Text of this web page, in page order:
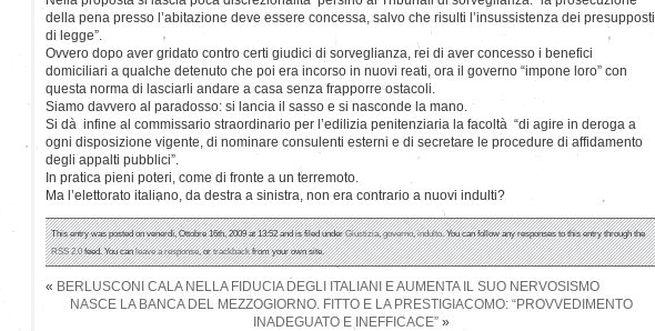
della pena presso l’abitazione deve essere concessa, salvo che risulti l’insussistenza dei presupposti
di legge”.
Ovvero dopo aver gridato contro certi giudici di sorveglianza, rei di aver concesso i benefici
domiciliari a qualche detenuto che poi era incorso in nuovi reati, ora il governo “impone loro” con
questa norma di lasciarli andare a casa senza frapporre ostacoli.
Siamo davvero al paradosso: si lancia il sasso e si nasconde la mano.
Si dà infine al commissario straordinario per l’edilizia penitenziaria la facoltà “di agire in deroga a
ogni disposizione vigente, di nominare consulenti esterni e di secretare le procedure di affidamento
degli appalti pubblici”.
In pratica pieni poteri, come di fronte a un terremoto.
Ma l’elettorato italiano, da destra a sinistra, non era contrario a nuovi indulti?
This entry was posted on venerdì, Ottobre 16th, 2009 at 13:52 and is filed underGiustizia,governo,indulto. You can follow any responses to this entry through the
RSS 2.0feed. You canleave a response, ortrackbackfrom your own site.
« BERLUSCONI CALA NELLA FIDUCIA DEGLI ITALIANI E AUMENTA IL SUO NERVOSISMO
NASCE LA BANCA DEL MEZZOGIORNO. FITTO E LA PRESTIGIACOMO: “PROVVEDIMENTO
INADEGUATO E INEFFICACE”»